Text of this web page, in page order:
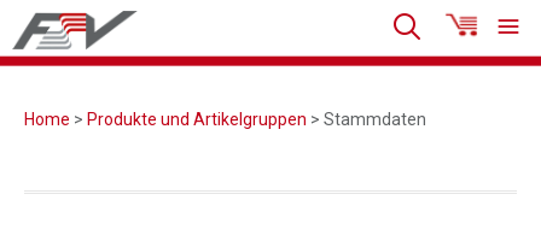
Home > Produkte und Artikelgruppen > Stammdaten